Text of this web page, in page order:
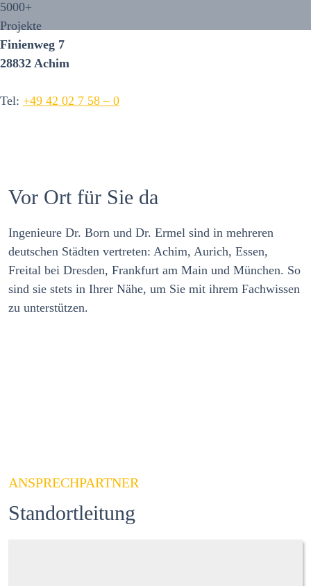
5000+
Projekte
Finienweg 7
28832 Achim
Tel: +49 42 02 7 58 – 0
Vor Ort für Sie da
Ingenieure Dr. Born und Dr. Ermel sind in mehreren
deutschen Städten vertreten: Achim, Aurich, Essen,
Freital bei Dresden, Frankfurt am Main und München. So
sind sie stets in Ihrer Nähe, um Sie mit ihrem Fachwissen
zu unterstützen.
ANSPRECHPARTNER
Standortleitung